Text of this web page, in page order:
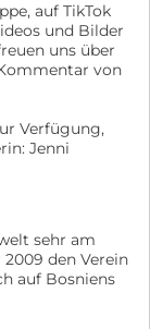
auf TikTok
und Bilder
uns über
von
Verfügung,
Jenni
sehr am
den Verein
auf Bosniens